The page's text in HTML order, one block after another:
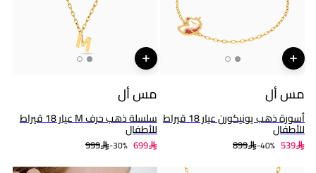
مس أل
أسورة ذهب يونيكورن عيار 18 قيراط
للأطفال
899 40%- 539
مس أل
سلسلة ذهب حرف M عيار 18 قيراط
للأطفال
999 30%- 699